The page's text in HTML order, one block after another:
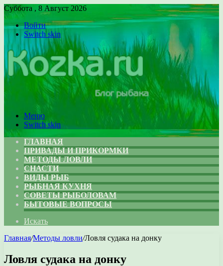
Суббота , 8 Август 2026
Войти
Switch skin
Меню
Switch skin
ГЛАВНАЯ
ПРИВАДЫ И ПРИКОРМКИ
МЕТОДЫ ЛОВЛИ
СНАСТИ
ВИДЫ РЫБ
РЫБНАЯ КУХНЯ
СОВЕТЫ РЫБОЛОВАМ
БЫТОВЫЕ ВОПРОСЫ
Искать
Главная/Методы ловли/Ловля судака на донку
Ловля судака на донку